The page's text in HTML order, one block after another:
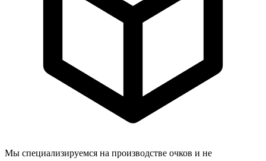
Мы специализируемся на производстве очков и не